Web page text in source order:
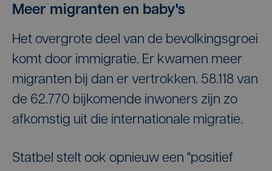
Meer migranten en baby's
Het overgrote deel van de bevolkingsgroei
komt door immigratie. Er kwamen meer
migranten bij dan er vertrokken. 58.118 van
de 62.770 bijkomende inwoners zijn zo
afkomstig uit die internationale migratie.
Statbel stelt ook opnieuw een "positief